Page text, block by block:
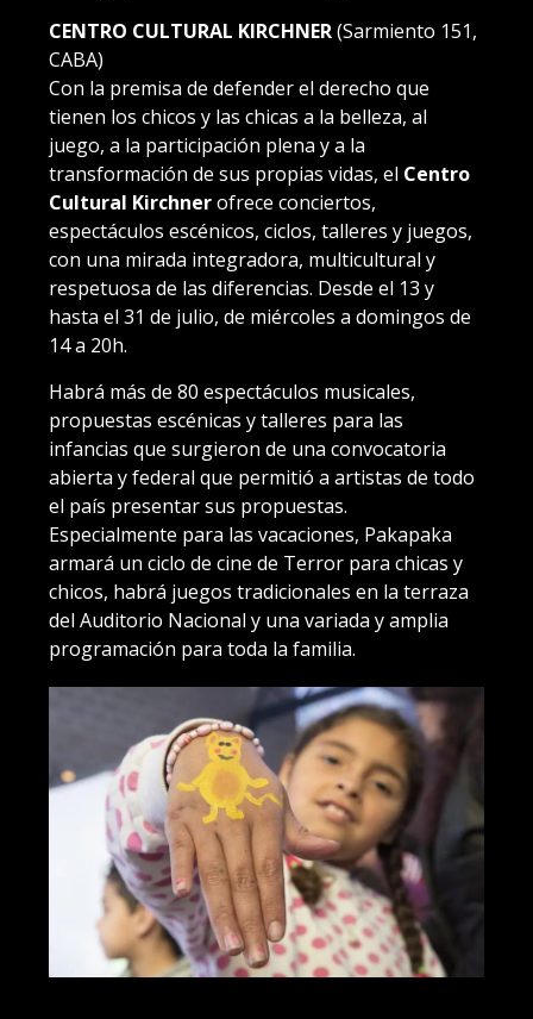
CENTRO CULTURAL KIRCHNER(Sarmiento 151,
CABA)
Con la premisa de defender el derecho que
tienen los chicos y las chicas a la belleza, al
juego, a la participación plena y a la
transformación de sus propias vidas, el Centro
Cultural Kirchnerofrece conciertos,
espectáculos escénicos, ciclos, talleres y juegos,
con una mirada integradora, multicultural y
respetuosa de las diferencias. Desde el 13 y
hasta el 31 de julio, de miércoles a domingos de
14 a 20h.
Habrá más de 80 espectáculos musicales,
propuestas escénicas y talleres para las
infancias que surgieron de una convocatoria
abierta y federal que permitió a artistas de todo
el país presentar sus propuestas.
Especialmente para las vacaciones, Pakapaka
armará un ciclo de cine de Terror para chicas y
chicos, habrá juegos tradicionales en la terraza
del Auditorio Nacional y una variada y amplia
programación para toda la familia.